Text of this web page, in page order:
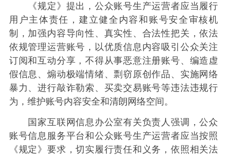
《规定》提出，公众账号生产运营者应当履行
用户主体责任，建立健全内容和账号安全审核机
制，加强内容导向性、真实性、合法性把关，依法
依规管理运营账号，以优质信息内容吸引公众关注
订阅和互动分享，不得从事恶意注册账号、编造虚
假信息、煽动极端情绪、剽窃原创作品、实施网络
暴力、进行敲诈勒索、买卖交易账号等违法违规行
为，维护账号内容安全和清朗网络空间。
国家互联网信息办公室有关负责人强调，公众
账号信息服务平台和公众账号生产运营者应当按照
《规定》要求，切实履行责任和义务，依照相关法